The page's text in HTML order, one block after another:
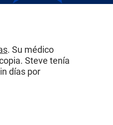
. Su médico
Steve tenía
días por